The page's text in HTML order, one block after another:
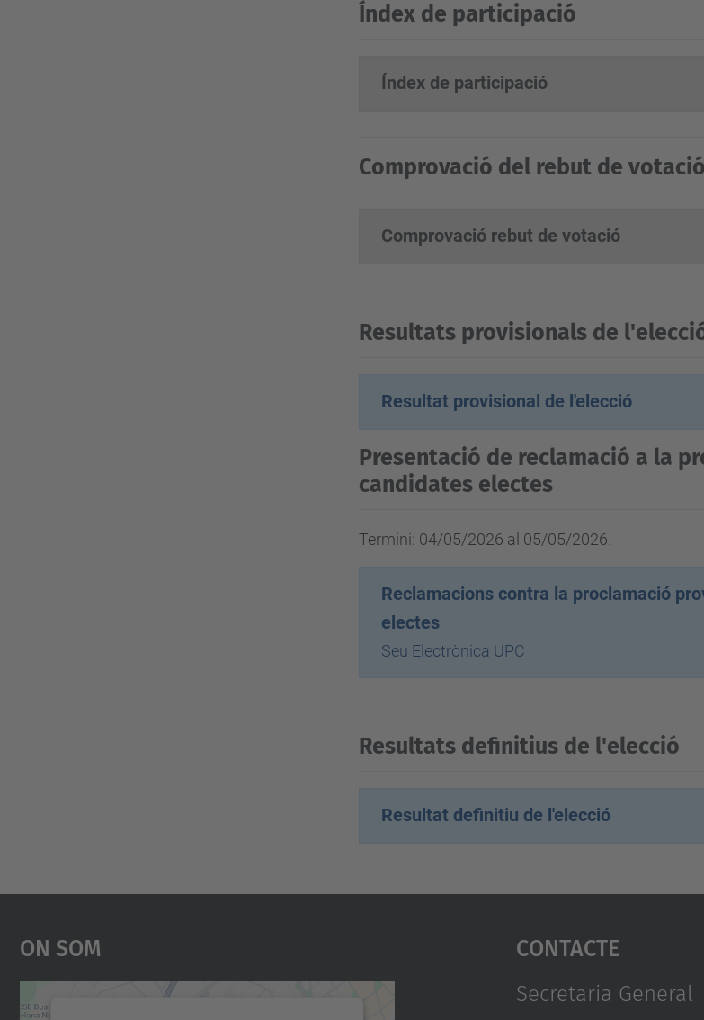
Índex de participació
Índex de participació
Comprovació del rebut de votació
Comprovació rebut de votació
Resultats provisionals de
Resultat provisional de l'elecció
Presentació de reclamació a la
candidates electes
Termini: 04/05/2026 al 05/05/2026.
Reclamacions contra la proclamació
electes
Seu Electrònica UPC
Resultats definitius de l'elecció
Resultat definitiu de l'elecció
On Som Contacte
Secretaria General